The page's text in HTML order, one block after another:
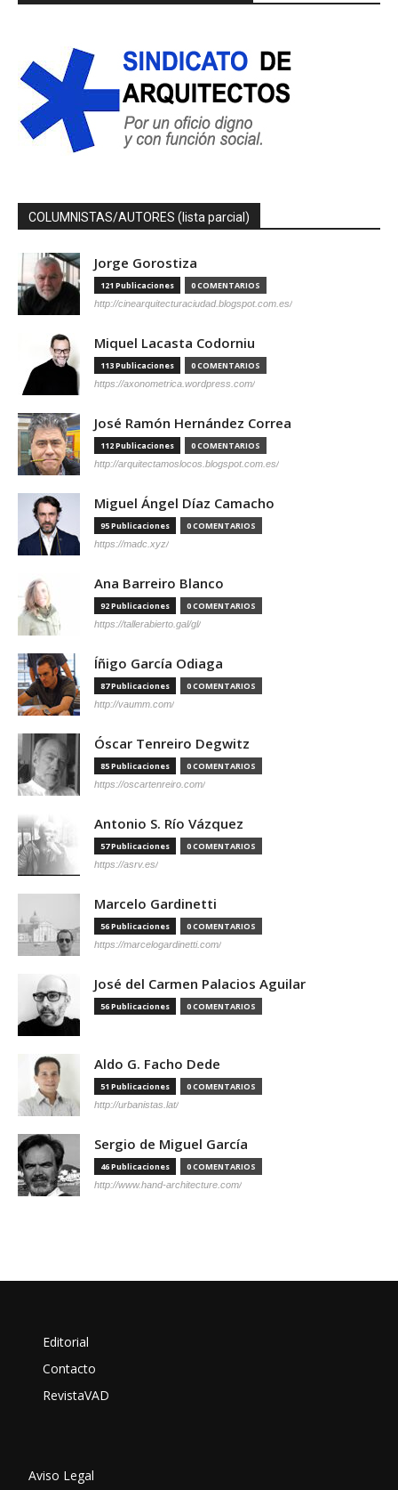
COLUMNISTAS/AUTORES (lista parcial)
Jorge Gorostiza
121 Publicaciones 0 COMENTARIOS
http://cinearquitecturaciudad.blogspot.com.es/
Miquel Lacasta Codorniu
113 Publicaciones 0 COMENTARIOS
https://axonometrica.wordpress.com/
José Ramón Hernández Correa
112 Publicaciones 0 COMENTARIOS
http://arquitectamoslocos.blogspot.com.es/
Miguel Ángel Díaz Camacho
95 Publicaciones 0 COMENTARIOS
https://madc.xyz/
Ana Barreiro Blanco
92 Publicaciones 0 COMENTARIOS
https://tallerabierto.gal/gl/
Íñigo García Odiaga
87 Publicaciones 0 COMENTARIOS
http://vaumm.com/
Óscar Tenreiro Degwitz
85 Publicaciones 0 COMENTARIOS
https://oscartenreiro.com/
Antonio S. Río Vázquez
57 Publicaciones 0 COMENTARIOS
https://asrv.es/
Marcelo Gardinetti
56 Publicaciones 0 COMENTARIOS
https://marcelogardinetti.com/
José del Carmen Palacios Aguilar
56 Publicaciones 0 COMENTARIOS
Aldo G. Facho Dede
51 Publicaciones 0 COMENTARIOS
http://urbanistas.lat/
Sergio de Miguel García
46 Publicaciones 0 COMENTARIOS
http://www.hand-architecture.com/
Editorial
Contacto
RevistaVAD
Aviso Legal